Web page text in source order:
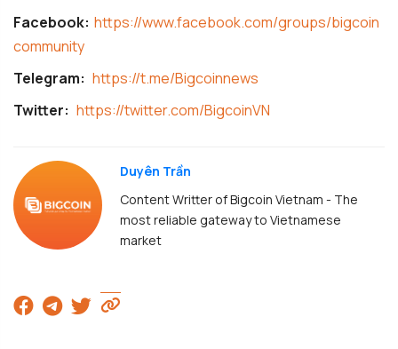
Facebook: https://www.facebook.com/groups/bigcoin
community
Telegram: https://t.me/Bigcoinnews
Twitter: https://twitter.com/BigcoinVN
Duyên Trần
Content Writter of Bigcoin Vietnam - The
most reliable gateway to Vietnamese
market